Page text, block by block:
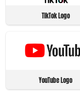
TikTok Logo
YouTube Logo